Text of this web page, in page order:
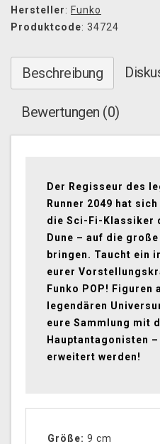
Hersteller: Funko
Produktcode: 34724
Beschreibung
Bewertungen (0)
Der Regisseur des
Runner 2049 hat
die Sci-Fi-Klassiker
Dune – auf die
bringen. Taucht ein
eurer
Funko POP! Figuren
legendären
eure Sammlung mit
Hauptantagonisten
erweitert werden!
Größe: 9 cm